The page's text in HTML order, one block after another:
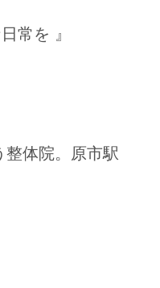
常を 』
体院。原市駅